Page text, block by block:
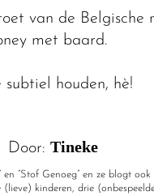
van de Belgische
met baard.
houden, hè!
Door: Tineke
en “Stof Genoeg” en ze blogt
kinderen, drie